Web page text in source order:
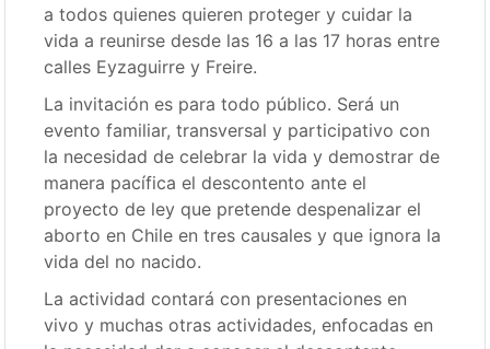
a todos quienes quieren proteger y cuidar la
vida a reunirse desde las 16 a las 17 horas entre
calles Eyzaguirre y Freire.
La invitación es para todo público. Será un
evento familiar, transversal y participativo con
la necesidad de celebrar la vida y demostrar de
manera pacífica el descontento ante el
proyecto de ley que pretende despenalizar el
aborto en Chile en tres causales y que ignora la
vida del no nacido.
La actividad contará con presentaciones en
vivo y muchas otras actividades, enfocadas en